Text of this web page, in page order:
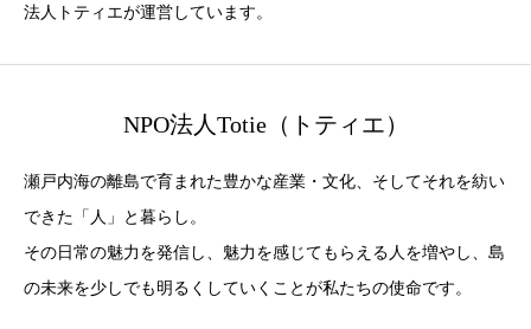
法人トティエが運営しています。
NPO法人Totie（トティエ）
瀬戸内海の離島で育まれた豊かな産業・文化、そしてそれを紡い
できた「人」と暮らし。
その日常の魅力を発信し、魅力を感じてもらえる人を増やし、島
の未来を少しでも明るくしていくことが私たちの使命です。